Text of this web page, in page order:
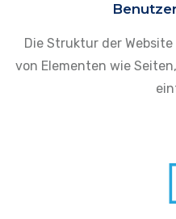
Die Struktur der
von Elementen wie